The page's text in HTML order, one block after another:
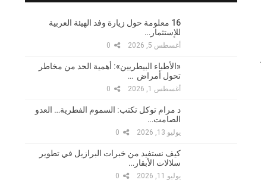
16 معلومة حول زيارة وفد الهيئة العربية
للإستثمار…
أغسطس 5, 2026
«الأطباء البيطريين»: أهمية الحد من مخاطر
تحول أمراض …
أغسطس 1, 2026
د مرام توكل تكتب: السموم الفطرية… العدو
الصامت…
يوليو 13, 2026
كيف نستفيد من خبرات البرازيل في تطوير
سلالات الأبقار…
يوليو 11, 2026